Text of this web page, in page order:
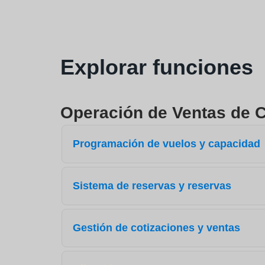
Explorar funciones
Operación de Ventas de
Programación de vuelos y capacidad
Sistema de reservas y reservas
Gestión de cotizaciones y ventas